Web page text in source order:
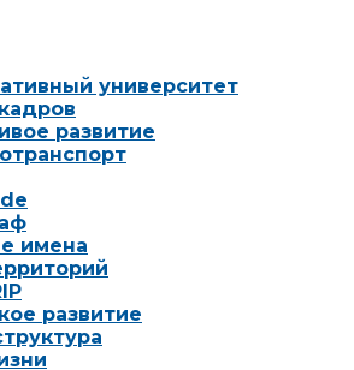
университет
развитие
имена
развитие